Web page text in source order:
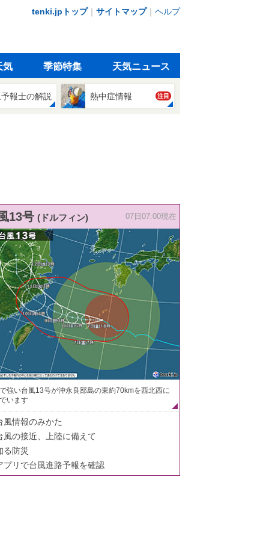
tenki.jpトップ｜ サイトマップ｜ ヘルプ
気 季節特集 天気ニュース
報士の解説 熱中症情報 注目
13号 (ドルフィン) 07日07:00現在
強い台風13号が沖永良部島の東約70kmを西北西に
います
風情報のみかた
風の接近、上陸に備えて
る防災
プリで台風進路予報を確認